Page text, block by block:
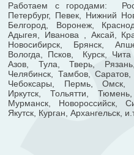
Работаем с городами:
Петербург, Певек, Нижний
Белгород, Воронеж,
Адыгея, Иванова , Аксай,
Новосибирск, Брянск,
Вологда, Псков, Курск, Чита
Азов, Тула, Тверь,
Челябинск, Тамбов,
Чебоксары, Пермь, Омск,
Иркутск, Тольятти,
Мурманск, Новороссийск,
Якутск, Курган, Архангельск,